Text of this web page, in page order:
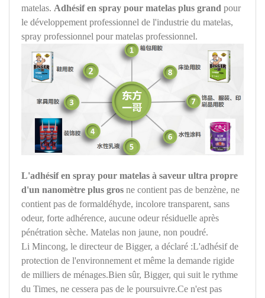
matelas. Adhésif en spray pour matelas plus grand pour
le développement professionnel de l'industrie du matelas,
spray professionnel pour matelas professionnel.
L'adhésif en spray pour matelas à saveur ultra propre
d'un nanomètre plus gros ne contient pas de benzène, ne
contient pas de formaldéhyde, incolore transparent, sans
odeur, forte adhérence, aucune odeur résiduelle après
pénétration sèche. Matelas non jaune, non poudré.
Li Mincong, le directeur de Bigger, a déclaré :L'adhésif de
protection de l'environnement et même la demande rigide
de milliers de ménages.Bien sûr, Bigger, qui suit le rythme
du Times, ne cessera pas de le poursuivre.Ce n'est pas